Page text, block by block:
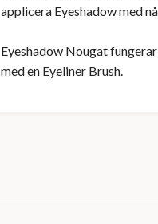
applicera Eyeshadow med
Eyeshadow Nougat
med en Eyeliner Brush.